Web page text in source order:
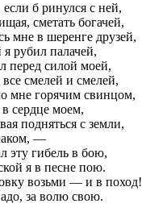
б ринулся с ней,
сметать богачей,
мне в шеренге друзей,
рубил палачей,
перед силой моей,
смелей и смелей,
мне горячим свинцом,
сердце моем,
подняться с земли,
—
эту гибель в бою,
я в песне пою.
возьми — и в поход!
за волю свою.